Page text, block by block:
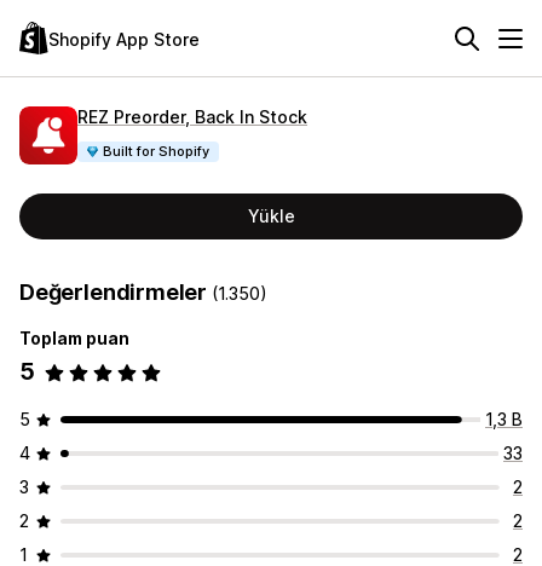
Shopify App Store
REZ Preorder, Back In Stock
Built for Shopify
Yükle
Değerlendirmeler (1.350)
Toplam puan
5
5
1,3 B
4
33
3
2
2
2
1
2